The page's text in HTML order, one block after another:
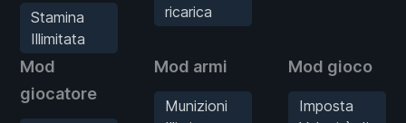
Stamina
Illimitata
ricarica
Mod
giocatore
Mod armi
Munizioni
Mod gioco
Imposta